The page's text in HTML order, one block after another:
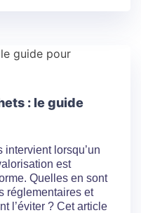
: le guide
intervient lorsqu’un
est
Quelles en sont
réglementaires et
l’éviter ? Cet article